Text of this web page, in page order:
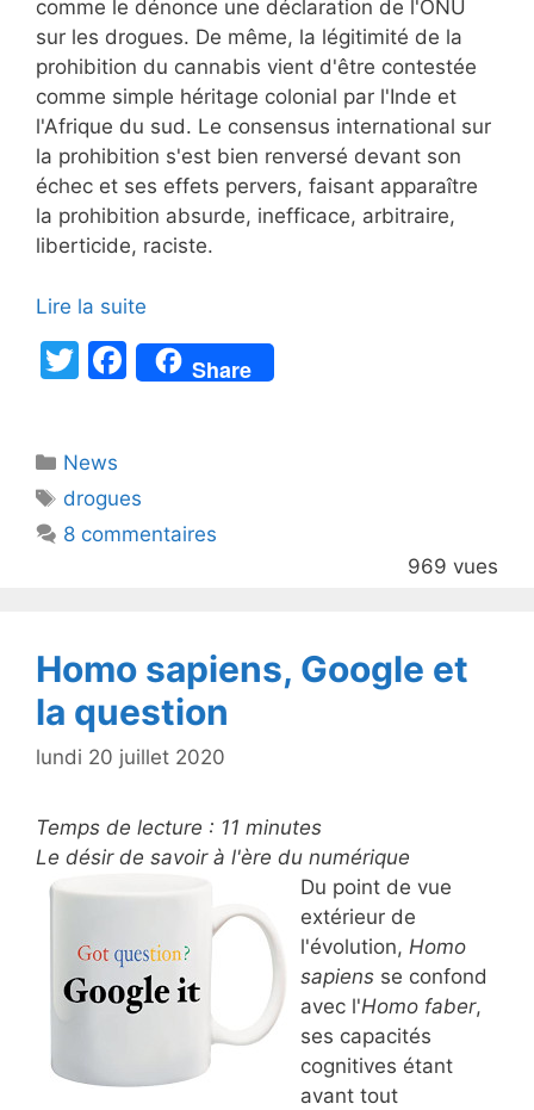
comme le dénonce une déclaration de l'ONU
sur les drogues. De même, la légitimité de la
prohibition du cannabis vient d'être contestée
comme simple héritage colonial par l'Inde et
l'Afrique du sud. Le consensus international sur
la prohibition s'est bien renversé devant son
échec et ses effets pervers, faisant apparaître
la prohibition absurde, inefficace, arbitraire,
liberticide, raciste.
Lire la suite
T
er
F
a
b
o
Share
Catégories
News
Étiquettes
drogues
8 commentaires
969 vues
Homo sapiens, Google et
la question
lundi 20 juillet 2020
Temps de lecture : 11 minutes
Le désir de savoir à l'ère du numérique
Du point de vue
extérieur de
l'évolution, Homo
sapiens se confond
avec l'Homo faber,
ses capacités
cognitives étant
avant tout